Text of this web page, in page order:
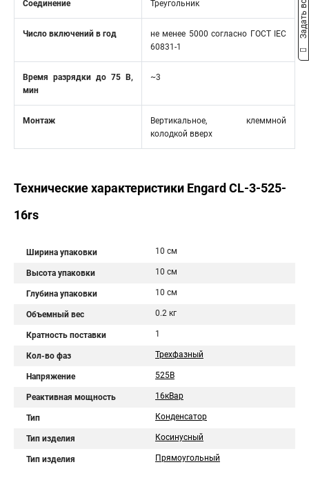
Соединение Треугольник
Число включений в год
не менее 5000 согласно ГОСТ IEC
60831-1
Время разрядки до 75 В,
мин
~3
Монтаж
Вертикальное, клеммной
колодкой вверх
Технические характеристики Engard CL-3-525-
16rs
Ширина упаковки 10 см
Высота упаковки 10 см
Глубина упаковки 10 см
Объемный вес 0.2 кг
Кратность поставки 1
Кол-во фаз Трехфазный
Напряжение 525В
Реактивная мощность 16кВар
Тип Конденсатор
Тип изделия Косинусный
Тип изделия Прямоугольный